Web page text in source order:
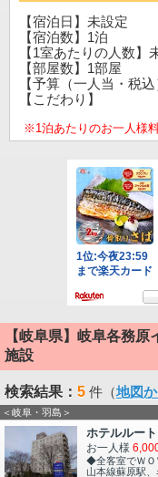
【宿泊日】未設定
【宿泊数】1泊
【1室あたりの人数】
【部屋数】1部屋
【予算（一人当・税
【こだわり】
※1泊あたりのお一人様
【岐阜県】岐阜各務
施設
検索結果： 5 件（地図
＜岐阜・羽島＞
ホテルルー
お一人様
◆全客室でＷ
山本線蘇原駅